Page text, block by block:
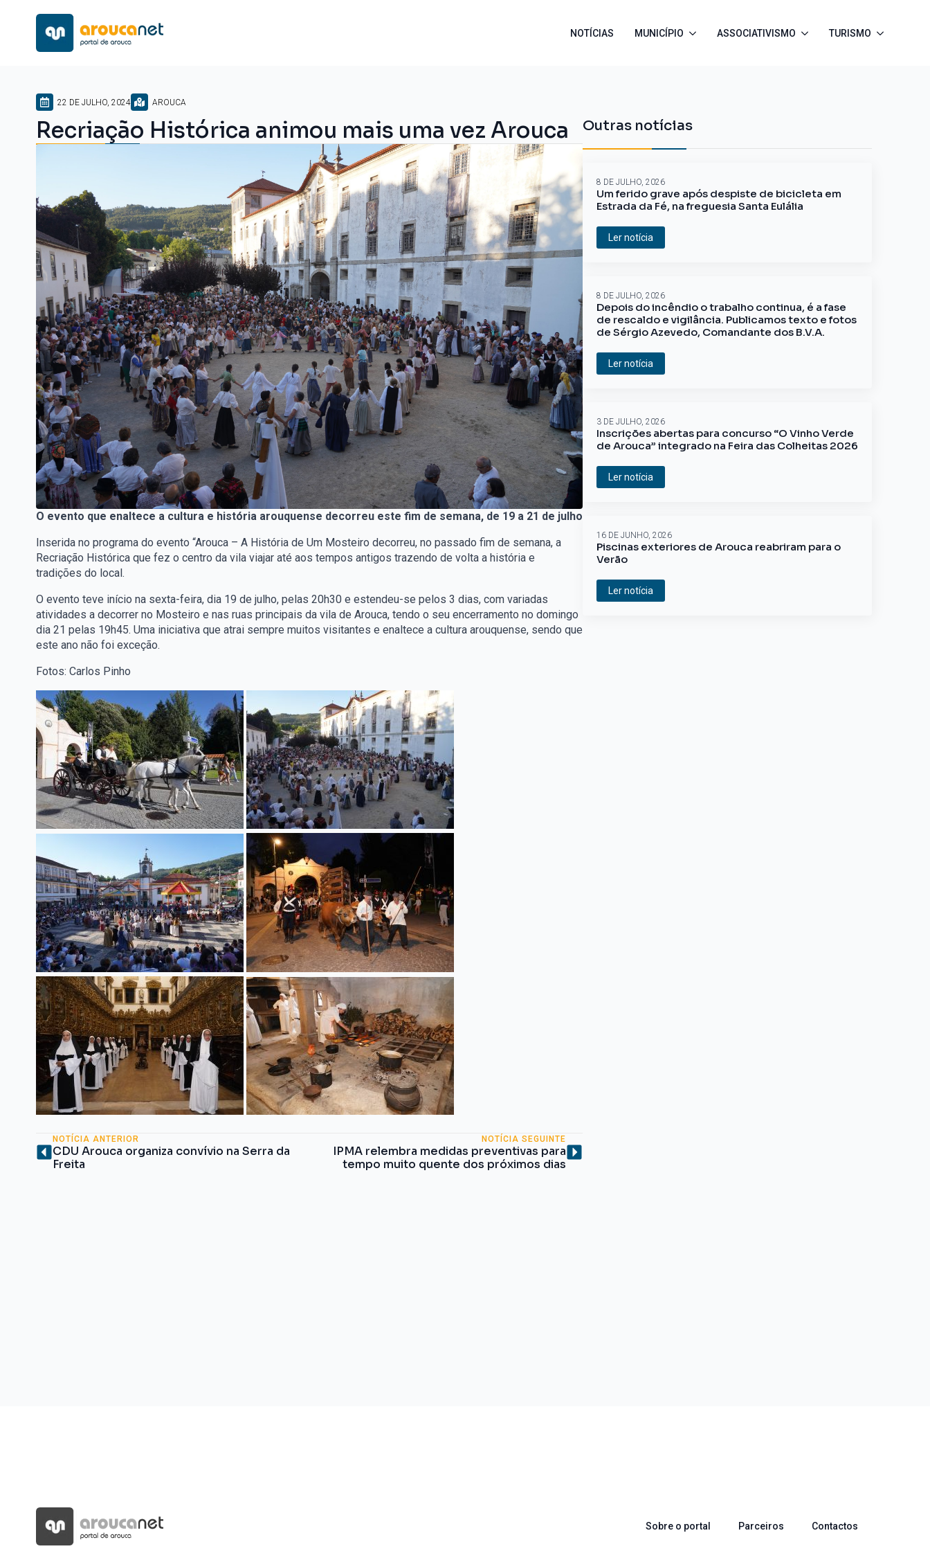
NOTÍCIAS MUNICÍPIO ASSOCIATIVISMO TURISMO
22 DE JULHO, 2024 AROUCA
Recriação Histórica animou mais uma vez Arouca
O evento que enaltece a cultura e história arouquense decorreu este fim de semana, de 19 a 21 de julho
Inserida no programa do evento “Arouca – A História de Um Mosteiro decorreu, no passado fim de semana, a
Recriação Histórica que fez o centro da vila viajar até aos tempos antigos trazendo de volta a história e
tradições do local.
O evento teve início na sexta-feira, dia 19 de julho, pelas 20h30 e estendeu-se pelos 3 dias, com variadas
atividades a decorrer no Mosteiro e nas ruas principais da vila de Arouca, tendo o seu encerramento no domingo
dia 21 pelas 19h45. Uma iniciativa que atrai sempre muitos visitantes e enaltece a cultura arouquense, sendo que
este ano não foi exceção.
Fotos: Carlos Pinho
NOTÍCIA ANTERIOR
CDU Arouca organiza convívio na Serra da
Freita
NOTÍCIA SEGUINTE
IPMA relembra medidas preventivas para
tempo muito quente dos próximos dias
Outras notícias
Um ferido grave após despiste de bicicleta em
Estrada da Fé, na freguesia Santa Eulália
8 DE JULHO, 2026
Ler notícia
Depois do incêndio o trabalho continua, é a fase
de rescaldo e vigilância. Publicamos texto e fotos
de Sérgio Azevedo, Comandante dos B.V.A.
8 DE JULHO, 2026
Ler notícia
Inscrições abertas para concurso “O Vinho Verde
de Arouca” integrado na Feira das Colheitas 2026
3 DE JULHO, 2026
Ler notícia
Piscinas exteriores de Arouca reabriram para o
Verão
16 DE JUNHO, 2026
Ler notícia
Sobre o portal Parceiros Contactos